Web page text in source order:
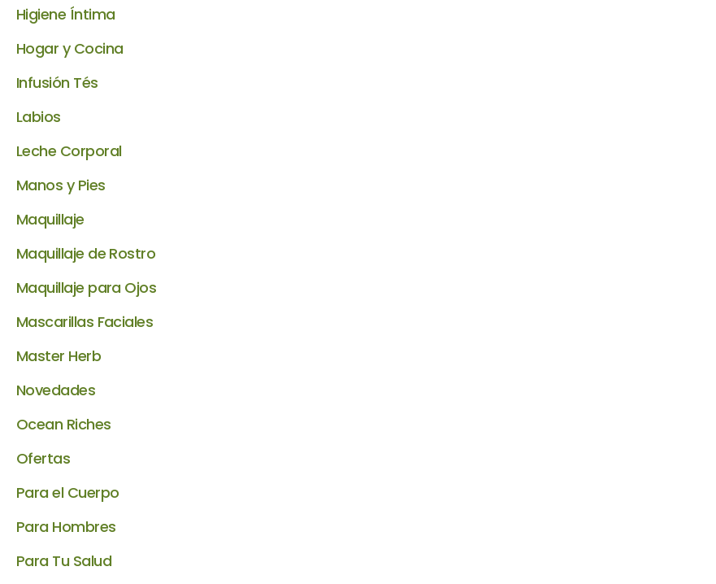
Higiene Íntima
Hogar y Cocina
Infusión Tés
Labios
Leche Corporal
Manos y Pies
Maquillaje
Maquillaje de Rostro
Maquillaje para Ojos
Mascarillas Faciales
Master Herb
Novedades
Ocean Riches
Ofertas
Para el Cuerpo
Para Hombres
Para Tu Salud